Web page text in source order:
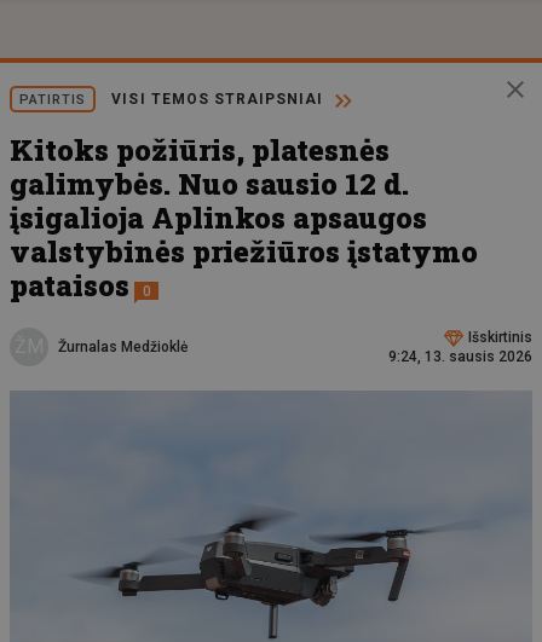
PATIRTIS VISI TEMOS STRAIPSNIAI
Kitoks požiūris, platesnės
galimybės. Nuo sausio 12 d.
įsigalioja Aplinkos apsaugos
valstybinės priežiūros įstatymo
pataisos
0
Žurnalas Medžioklė
Išskirtinis
9:24, 13. sausis 2026